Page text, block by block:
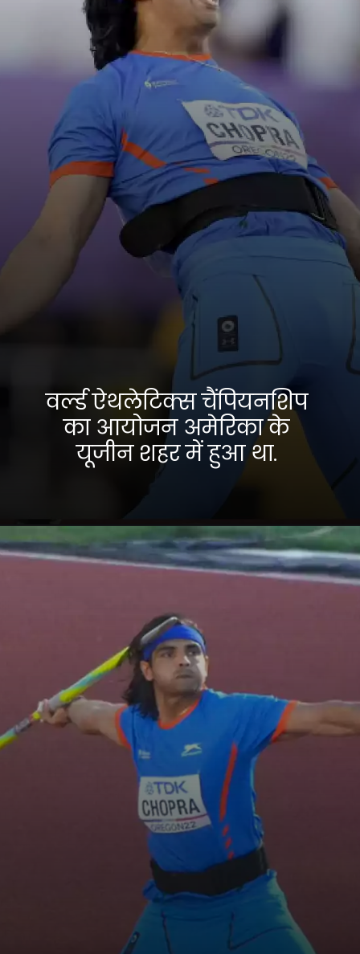
वर्ल्ड ऐथलेटिक्स चैंपियनशिप
का आयोजन अमेरिका के
यूजीन शहर में हुआ था.